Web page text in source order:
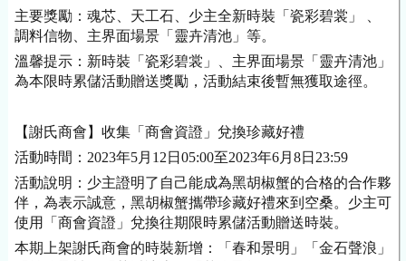
主要獎勵：魂芯、天工石、少主全新時裝「瓷彩碧裳」 、
調料信物、主界面場景「靈卉清池」等。
溫馨提示：新時裝「瓷彩碧裳」、主界面場景「靈卉清池」
為本限時累儲活動贈送獎勵，活動結束後暫無獲取途徑。
【謝氏商會】收集「商會資證」兌換珍藏好禮
活動時間：2023年5月12日05:00至2023年6月8日23:59
活動說明：少主證明了自己能成為黑胡椒蟹的合格的合作夥
伴，為表示誠意，黑胡椒蟹攜帶珍藏好禮來到空桑。少主可
使用「商會資證」兌換往期限時累儲活動贈送時裝。
本期上架謝氏商會的時裝新增：「春和景明」「金石聲浪」